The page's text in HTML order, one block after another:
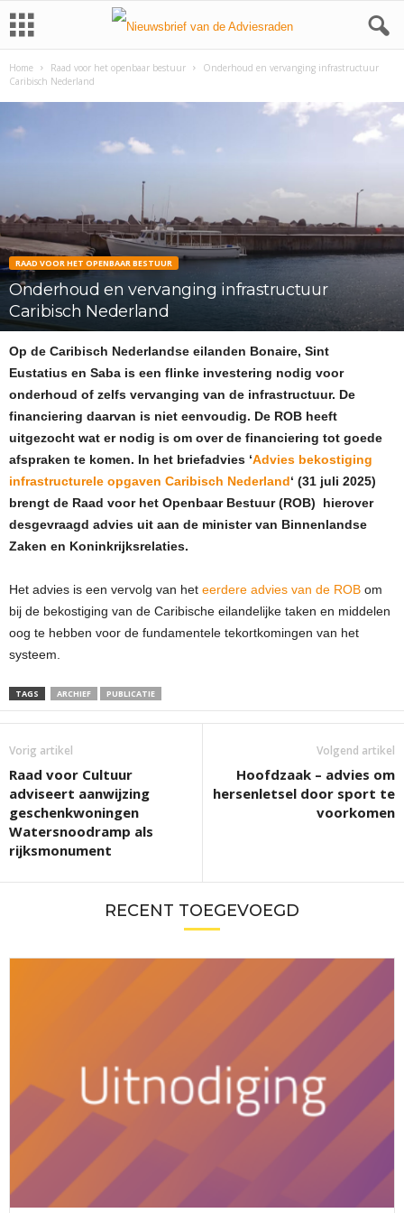
Home Raad voor het openbaar bestuur
Onderhoud en vervanging infrastructuur
Caribisch Nederland
RAAD VOOR HET OPENBAAR BESTUUR
Onderhoud en vervanging infrastructuur
Caribisch Nederland
Op de Caribisch Nederlandse eilanden Bonaire, Sint
Eustatius en Saba is een flinke investering nodig voor
onderhoud of zelfs vervanging van de infrastructuur. De
financiering daarvan is niet eenvoudig. De ROB heeft
uitgezocht wat er nodig is om over de financiering tot goede
afspraken te komen. In het briefadvies ‘Advies bekostiging
infrastructurele opgaven Caribisch Nederland‘ (31 juli 2025)
brengt de Raad voor het Openbaar Bestuur (ROB) hierover
desgevraagd advies uit aan de minister van Binnenlandse
Zaken en Koninkrijksrelaties.
Het advies is een vervolg van het eerdere advies van de ROB om
bij de bekostiging van de Caribische eilandelijke taken en middelen
oog te hebben voor de fundamentele tekortkomingen van het
systeem.
TAGS ARCHIEF PUBLICATIE
Vorig artikel
Raad voor Cultuur
adviseert aanwijzing
geschenkwoningen
Watersnoodramp als
rijksmonument
Volgend artikel
Hoofdzaak – advies om
hersenletsel door sport te
voorkomen
RECENT TOEGEVOEGD